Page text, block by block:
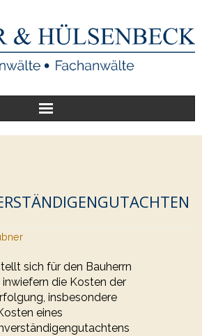
sich für den Bauherrn
inwiefern die Kosten der
insbesondere
eines